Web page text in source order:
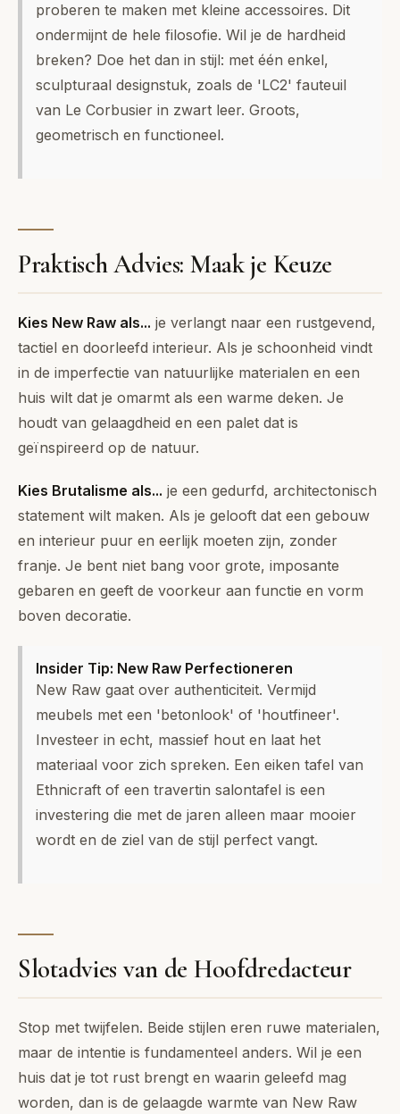
proberen te maken met kleine accessoires. Dit
ondermijnt de hele filosofie. Wil je de hardheid
breken? Doe het dan in stijl: met één enkel,
sculpturaal designstuk, zoals de 'LC2' fauteuil
van Le Corbusier in zwart leer. Groots,
geometrisch en functioneel.
Praktisch Advies: Maak je Keuze
Kies New Raw als... je verlangt naar een rustgevend,
tactiel en doorleefd interieur. Als je schoonheid vindt
in de imperfectie van natuurlijke materialen en een
huis wilt dat je omarmt als een warme deken. Je
houdt van gelaagdheid en een palet dat is
geïnspireerd op de natuur.
Kies Brutalisme als... je een gedurfd, architectonisch
statement wilt maken. Als je gelooft dat een gebouw
en interieur puur en eerlijk moeten zijn, zonder
franje. Je bent niet bang voor grote, imposante
gebaren en geeft de voorkeur aan functie en vorm
boven decoratie.
Insider Tip: New Raw Perfectioneren
New Raw gaat over authenticiteit. Vermijd
meubels met een 'betonlook' of 'houtfineer'.
Investeer in echt, massief hout en laat het
materiaal voor zich spreken. Een eiken tafel van
Ethnicraft of een travertin salontafel is een
investering die met de jaren alleen maar mooier
wordt en de ziel van de stijl perfect vangt.
Slotadvies van de Hoofdredacteur
Stop met twijfelen. Beide stijlen eren ruwe materialen,
maar de intentie is fundamenteel anders. Wil je een
huis dat je tot rust brengt en waarin geleefd mag
worden, dan is de gelaagde warmte van New Raw